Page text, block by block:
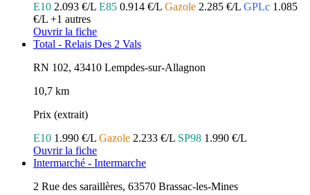
E10 2.093 €/L E85 0.914 €/L Gazole 2.285 €/L GPLc 1.085
€/L +1 autres
Ouvrir la fiche
Total - Relais Des 2 Vals
RN 102, 43410 Lempdes-sur-Allagnon
10,7 km
Prix (extrait)
E10 1.990 €/L Gazole 2.233 €/L SP98 1.990 €/L
Ouvrir la fiche
Intermarché - Intermarche
2 Rue des saraillères, 63570 Brassac-les-Mines